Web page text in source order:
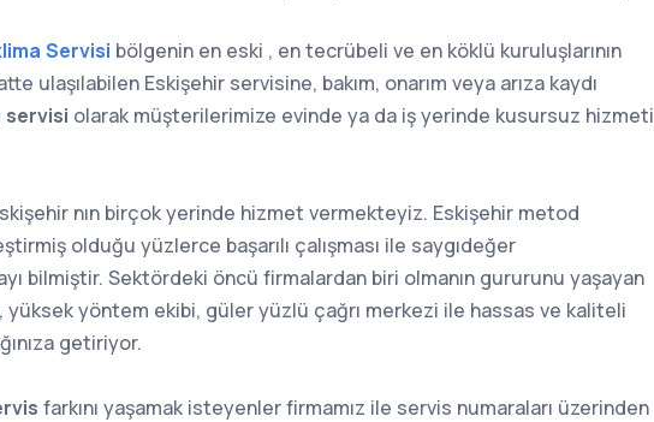
Servisi bölgenin en eski , en tecrübeli ve en köklü kuruluşlarının
ulaşılabilen Eskişehir servisine, bakım, onarım veya arıza kaydı
servisi olarak müşterilerimize evinde ya da iş yerinde kusursuz hizmeti
nın birçok yerinde hizmet vermekteyiz. Eskişehir metod
olduğu yüzlerce başarılı çalışması ile saygıdeğer
bilmiştir. Sektördeki öncü firmalardan biri olmanın gururunu yaşayan
yüksek yöntem ekibi, güler yüzlü çağrı merkezi ile hassas ve kaliteli
getiriyor.
farkını yaşamak isteyenler firmamız ile servis numaraları üzerinden